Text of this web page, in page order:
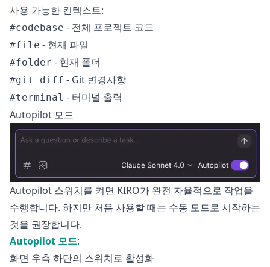
사용 가능한 컨텍스트:
#codebase - 전체 프로젝트 코드
#file - 현재 파일
#folder - 현재 폴더
#git diff - Git 변경사항
#terminal - 터미널 출력
Autopilot 모드
Autopilot 스위치를 켜면 KIRO가 완전 자율적으로 작업을
수행합니다. 하지만 처음 사용할 때는 수동 모드로 시작하는
것을 권장합니다.
Autopilot 모드:
화면 우측 하단의 스위치로 활성화